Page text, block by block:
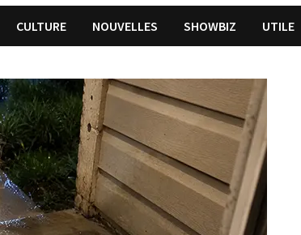
CULTURE NOUVELLES SHOWBIZ UTILE